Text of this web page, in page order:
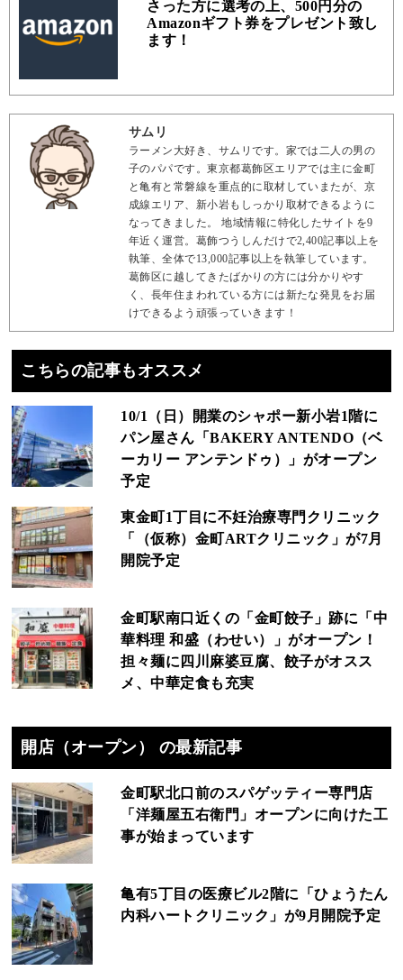
さった方に選考の上、500円分の
Amazonギフト券をプレゼント致し
ます！
サムリ
ラーメン大好き、サムリです。家では二人の男の
子のパパです。東京都葛飾区エリアでは主に金町
と亀有と常磐線を重点的に取材していまたが、京
成線エリア、新小岩もしっかり取材できるように
なってきました。 地域情報に特化したサイトを9
年近く運営。葛飾つうしんだけで2,400記事以上を
執筆、全体で13,000記事以上を執筆しています。
葛飾区に越してきたばかりの方には分かりやす
く、長年住まわれている方には新たな発見をお届
けできるよう頑張っていきます！
こちらの記事もオススメ
10/1（日）開業のシャポー新小岩1階に
パン屋さん「BAKERY ANTENDO（ベ
ーカリー アンテンドゥ）」がオープン
予定
東金町1丁目に不妊治療専門クリニック
「（仮称）金町ARTクリニック」が7月
開院予定
金町駅南口近くの「金町餃子」跡に「中
華料理 和盛（わせい）」がオープン！
担々麺に四川麻婆豆腐、餃子がオスス
メ、中華定食も充実
開店（オープン） の最新記事
金町駅北口前のスパゲッティー専門店
「洋麺屋五右衛門」オープンに向けた工
事が始まっています
亀有5丁目の医療ビル2階に「ひょうたん
内科ハートクリニック」が9月開院予定